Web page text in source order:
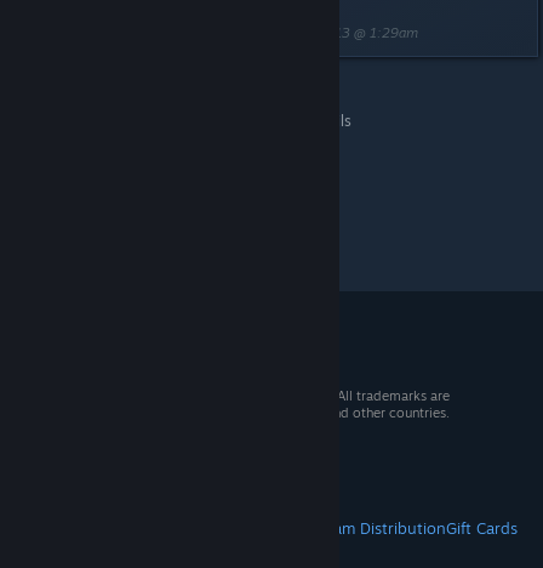
Sep 12, 2013 @ 1:29am
Topic Details
© 2026 Valve Corporation. All rights reserved. All trademarks are
property of their respective owners in the US and other countries.
Steam DistributionGift Cards